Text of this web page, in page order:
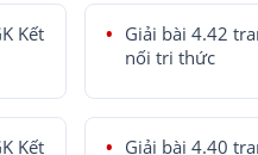
Kết
Giải bài 4.42
nối tri thức
Kết Giải bài 4.40